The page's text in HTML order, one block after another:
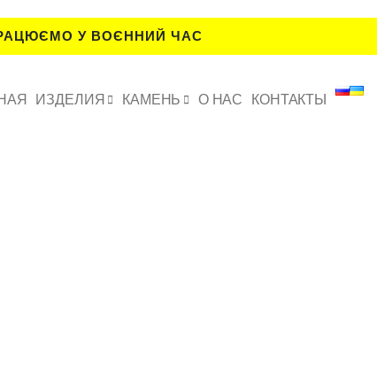
У ВОЄННИЙ ЧАС
ИЗДЕЛИЯ КАМЕНЬ О НАС КОНТАКТЫ